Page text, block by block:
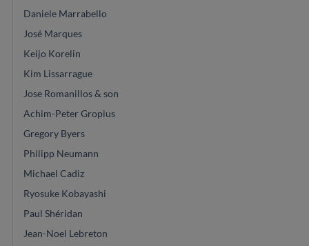
Daniele Marrabello
José Marques
Keijo Korelin
Kim Lissarrague
Jose Romanillos & son
Achim-Peter Gropius
Gregory Byers
Philipp Neumann
Michael Cadiz
Ryosuke Kobayashi
Paul Shéridan
Jean-Noel Lebreton